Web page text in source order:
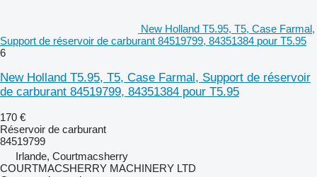
New Holland T5.95, T5, Case Farmal,
Support de réservoir de carburant 84519799, 84351384 pour T5.95
6
New Holland T5.95, T5, Case Farmal, Support de réservoir
de carburant 84519799, 84351384 pour T5.95
170 €
Réservoir de carburant
84519799
Irlande, Courtmacsherry
COURTMACSHERRY MACHINERY LTD